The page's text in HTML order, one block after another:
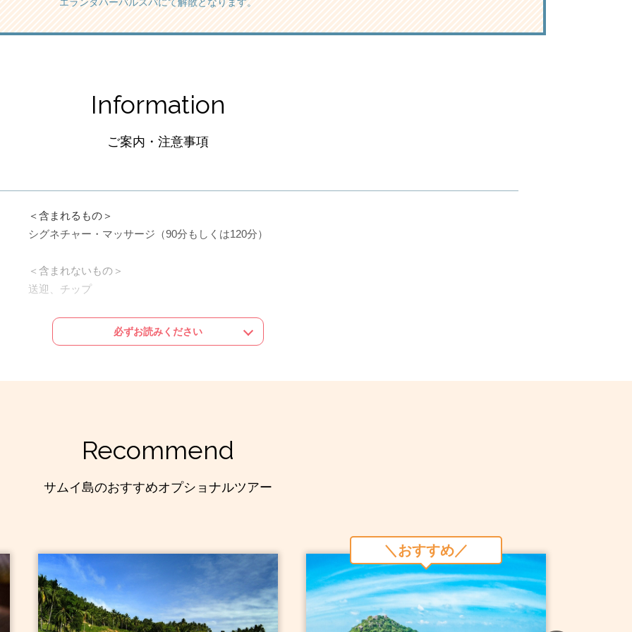
Information
ご案内・注意事項
＜含まれるもの＞
シグネチャー・マッサージ（90分もしくは120分）
＜含まれないもの＞
送迎、チップ
【催行会社】
Eranda SPA
■当オプショナルツアーは現地のオプショナル会社又はホテルが企画・実施するものであり弊社（株）
■旅行条件は企画・実施する会社がそれぞれの所在する国（都市等）または地域の法に準拠して実施す
な交通規制など）によりツアーを中止、またはコース内容・時間の変更を余儀なくされることがありま
す。
■近年の燃油高騰により、航空機、送迎車、船（ボート）など燃油を必要とするツアーについては 予
期なくツアー代金が値上げされる場合がございます。その他、現地事情により予告なく料金を改定する
場合がございます。
必ずお読みください
Recommend
サムイ島のおすすめオプショナルツアー
＼おすすめ／